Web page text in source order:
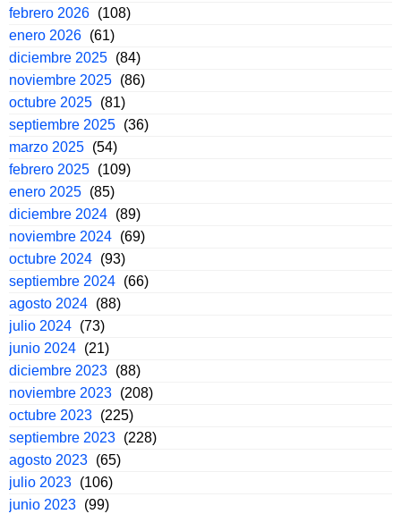
febrero 2026 (108)
enero 2026 (61)
diciembre 2025 (84)
noviembre 2025 (86)
octubre 2025 (81)
septiembre 2025 (36)
marzo 2025 (54)
febrero 2025 (109)
enero 2025 (85)
diciembre 2024 (89)
noviembre 2024 (69)
octubre 2024 (93)
septiembre 2024 (66)
agosto 2024 (88)
julio 2024 (73)
junio 2024 (21)
diciembre 2023 (88)
noviembre 2023 (208)
octubre 2023 (225)
septiembre 2023 (228)
agosto 2023 (65)
julio 2023 (106)
junio 2023 (99)